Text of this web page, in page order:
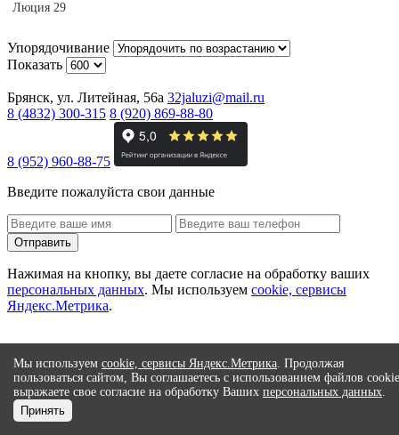
Люция 29
Упорядочивание
Показать
Брянск, ул. Литейная, 56а 32jaluzi@mail.ru
8 (4832) 300-315 8 (920) 869-88-80
8 (952) 960-88-75
Введите пожалуйста свои данные
Отправить
Нажимая на кнопку, вы даете согласие на обработку ваших
персональных данных. Мы используем cookie, сервисы
Яндекс.Метрика.
Мы используем cookie, сервисы Яндекс.Метрика. Продолжая
пользоваться сайтом, Вы соглашаетесь с использованием файлов
выражаете свое согласие на обработку Ваших персональных данных.
Принять